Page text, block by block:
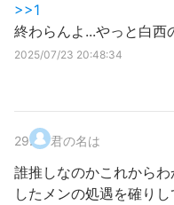
>>1
終わらんよ...やっと白西
2025/07/23 20:48:34
29. 君の名は
誰推しなのかこれから
したメンの処遇を確り